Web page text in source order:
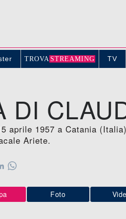
TROVA STREAMING TV
DI
1957 a Catania
Ariete.
Foto